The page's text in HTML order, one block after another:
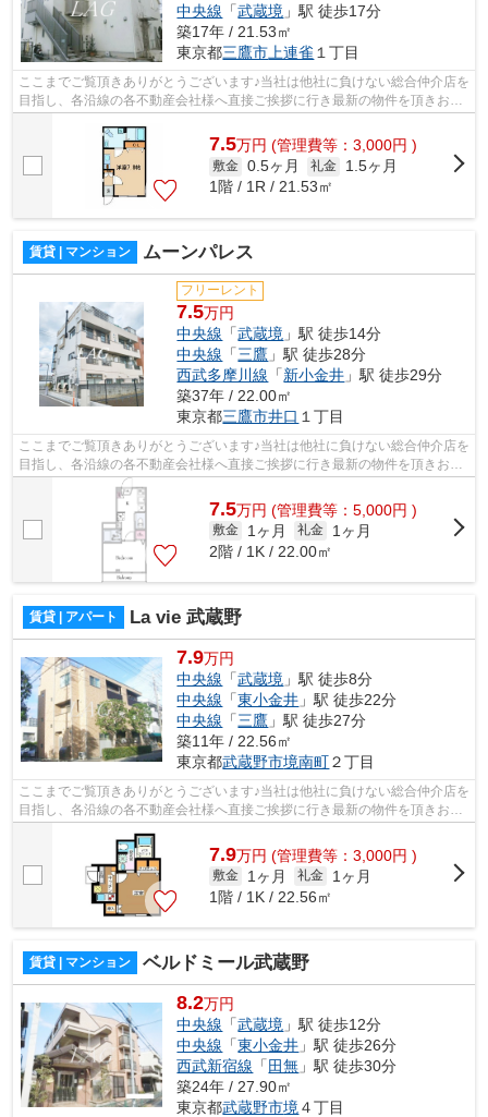
中央線 「武蔵境 」駅 徒歩17分
築17年 / 21.53㎡
東京都三鷹市 上連雀 １丁目
ここまでご覧頂きありがとうございます♪当社は他社に負けない総合仲介店を
目指し、各沿線の各不動産会社様へ直接ご挨拶に行き最新の物件を頂きお客
様へ提供しております！最新の情報は...
7.5万円 (管理費等：3,000円 )
敷金 0.5ヶ月 礼金
1.5ヶ月
1階 / 1R / 21.53㎡
賃貸 | マンション ムーンパレス
フリーレント
7.5万円
中央線 「武蔵境 」駅 徒歩14分
中央線 「三鷹 」駅 徒歩28分
西武多摩川線 「新小金井 」駅 徒歩29分
築37年 / 22.00㎡
東京都三鷹市井口 １丁目
ここまでご覧頂きありがとうございます♪当社は他社に負けない総合仲介店を
目指し、各沿線の各不動産会社様へ直接ご挨拶に行き最新の物件を頂きお客
様へ提供しております！最新の情報は...
7.5万円 (管理費等：5,000円 )
敷金 1ヶ月 礼金
1ヶ月
2階 / 1K / 22.00㎡
賃貸 | アパート La vie 武蔵野
7.9万円
中央線 「武蔵境 」駅 徒歩8分
中央線 「東小金井 」駅 徒歩22分
中央線 「三鷹 」駅 徒歩27分
築11年 / 22.56㎡
東京都武蔵野市境南町２丁目
ここまでご覧頂きありがとうございます♪当社は他社に負けない総合仲介店を
目指し、各沿線の各不動産会社様へ直接ご挨拶に行き最新の物件を頂きお客
7.9万円 (管理費等：3,000円 )
敷金 1ヶ月 礼金
1ヶ月
1階 / 1K / 22.56㎡
賃貸 | マンション ベルドミール武蔵野
8.2万円
中央線 「武蔵境 」駅 徒歩12分
中央線 「東小金井 」駅 徒歩26分
西武新宿線 「 田無 」駅 徒歩30分
築24年 / 27.90㎡
東京都武蔵野市境 ４丁目